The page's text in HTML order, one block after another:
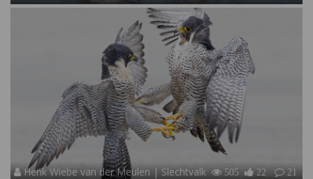
Henk Wiebe van der Meulen | Slechtvalk 505 22 21